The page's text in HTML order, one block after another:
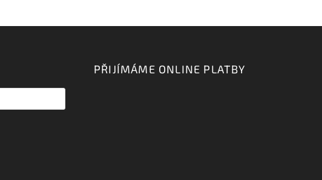
PŘIJÍMÁME ONLINE PLATBY